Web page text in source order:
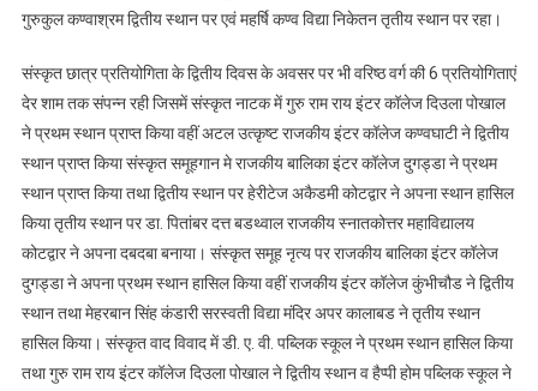
गुरुकुल कण्वाश्रम द्वितीय स्थान पर एवं महर्षि कण्व विद्या निकेतन तृतीय स्थान पर रहा।
संस्कृत छात्र प्रतियोगिता के द्वितीय दिवस के अवसर पर भी वरिष्ठ वर्ग की 6 प्रतियोगिताएं
देर शाम तक संपन्न रही जिसमें संस्कृत नाटक में गुरु राम राय इंटर कॉलेज दिउला पोखाल
ने प्रथम स्थान प्राप्त किया वहीं अटल उत्कृष्ट राजकीय इंटर कॉलेज कण्वघाटी ने द्वितीय
स्थान प्राप्त किया संस्कृत समूहगान मे राजकीय बालिका इंटर कॉलेज दुगड्डा ने प्रथम
स्थान प्राप्त किया तथा द्वितीय स्थान पर हेरीटेज अकैडमी कोटद्वार ने अपना स्थान हासिल
किया तृतीय स्थान पर डा. पितांबर दत्त बडथ्वाल राजकीय स्नातकोत्तर महाविद्यालय
कोटद्वार ने अपना दबदबा बनाया। संस्कृत समूह नृत्य पर राजकीय बालिका इंटर कॉलेज
दुगड्डा ने अपना प्रथम स्थान हासिल किया वहीं राजकीय इंटर कॉलेज कुंभीचौड ने द्वितीय
स्थान तथा मेहरबान सिंह कंडारी सरस्वती विद्या मंदिर अपर कालाबड ने तृतीय स्थान
हासिल किया। संस्कृत वाद विवाद में डी. ए. वी. पब्लिक स्कूल ने प्रथम स्थान हासिल किया
तथा गुरु राम राय इंटर कॉलेज दिउला पोखाल ने द्वितीय स्थान व हैप्पी होम पब्लिक स्कूल ने